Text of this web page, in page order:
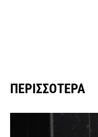
ΠΕΡΙΣΣΌΤΕΡΑ